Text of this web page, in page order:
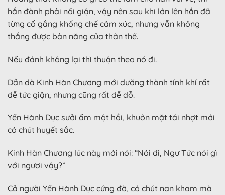
hắn đành phải nổi giận, vậy nên sau khi lớn lên hắn đã
từng cố gắng khống chế cảm xúc, nhưng vẫn không
thắng được bản năng của thân thể.
Nếu đánh không lại thì thuận theo nó đi.
Dần dà Kinh Hàn Chương mới dưỡng thành tính khí rất
dễ tức giận, nhưng cũng rất dễ dỗ.
Yến Hành Dục sưởi ấm một hồi, khuôn mặt tái nhợt mới
có chút huyết sắc.
Kinh Hàn Chương lúc này mới nói: “Nói đi, Ngư Tức nói gì
với ngươi vậy?”
Cả người Yến Hành Dục cứng đờ, có chút nan kham mà